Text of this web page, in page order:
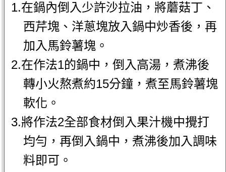
1.在鍋內倒入少許沙拉油，將蘑菇丁、
西芹塊、洋蔥塊放入鍋中炒香後，再
加入馬鈴薯塊。
2.在作法1的鍋中，倒入高湯，煮沸後
轉小火熬煮約15分鐘，煮至馬鈴薯塊
軟化。
3.將作法2全部食材倒入果汁機中攪打
均勻，再倒入鍋中，煮沸後加入調味
料即可。